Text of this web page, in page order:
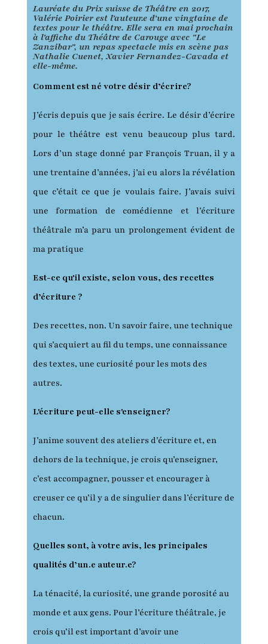
Lauréate du Prix suisse de Théâtre en 2017,
Valérie Poirier est l'auteur.e d'une vingtaine de
textes pour le théâtre. Elle sera en mai prochain
à l'affiche du Théâtre de Carouge avec "Le
Zanzibar", un repas spectacle mis en scène pas
Nathalie Cuenet, Xavier Fernandez-Cavada et
elle-même.
Comment est né votre désir d’écrire?
J’écris depuis que je sais écrire. Le désir d’écrire
pour le théâtre est venu beaucoup plus tard.
Lors d’un stage donné par François Truan, il y a
une trentaine d’années, j’ai eu alors la révélation
que c’était ce que je voulais faire. J’avais suivi
une formation de comédienne et l’écriture
théâtrale m’a paru un prolongement évident de
ma pratique
Est-ce qu'il existe, selon vous, des recettes
d’écriture ?
Des recettes, non. Un savoir faire, une technique
qui s’acquiert au fil du temps, une connaissance
des textes, une curiosité pour les mots des
autres.
L'écriture peut-elle s'enseigner?
J’anime souvent des ateliers d’écriture et, en
dehors de la technique, je crois qu’enseigner,
c’est accompagner, pousser et encourager à
creuser ce qu’il y a de singulier dans l’écriture de
chacun.
Quelles sont, à votre avis, les principales
qualités d’un.e auteur.e?
La ténacité, la curiosité, une grande porosité au
monde et aux gens. Pour l’écriture théâtrale, je
crois qu’il est important d’avoir une